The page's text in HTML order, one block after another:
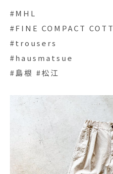
#MHL
#FINE COMPACT
#trousers
#hausmatsue
#島根 #松江